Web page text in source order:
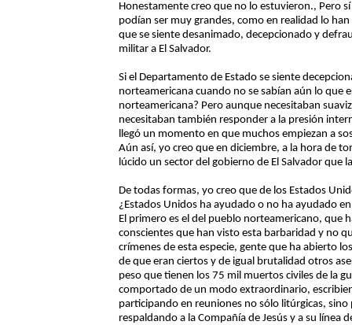
Honestamente creo que no lo estuvieron., Pero
podían ser muy grandes, como en realidad lo
que se siente desanimado, decepcionado y
militar a El Salvador.
Si el Departamento de Estado se siente
norteamericana cuando no se sabían aún lo que
norteamericana? Pero aunque necesitaban
necesitaban también responder a la presión
llegó un momento en que muchos empiezan a
Aún así, yo creo que en diciembre, a la hora de
lúcido un sector del gobierno de El Salvador que
De todas formas, yo creo que de los Estados
¿Estados Unidos ha ayudado o no ha ayudado
El primero es el del pueblo norteamericano, que
conscientes que han visto esta barbaridad y no
crímenes de esta especie, gente que ha abierto
de que eran ciertos y de igual brutalidad otros
peso que tienen los 75 mil muertos civiles de la
comportado de un modo extraordinario,
participando en reuniones no sólo litúrgicas,
respaldando a la Compañía de Jesús y a su línea